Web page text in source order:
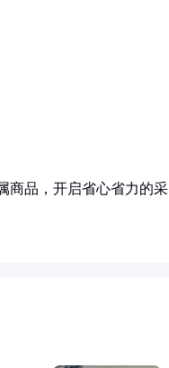
商品，开启省心省力的采